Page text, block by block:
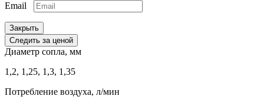
Email
Закрыть
Следить за ценой
Диаметр сопла, мм
1,2, 1,25, 1,3, 1,35
Потребление воздуха, л/мин